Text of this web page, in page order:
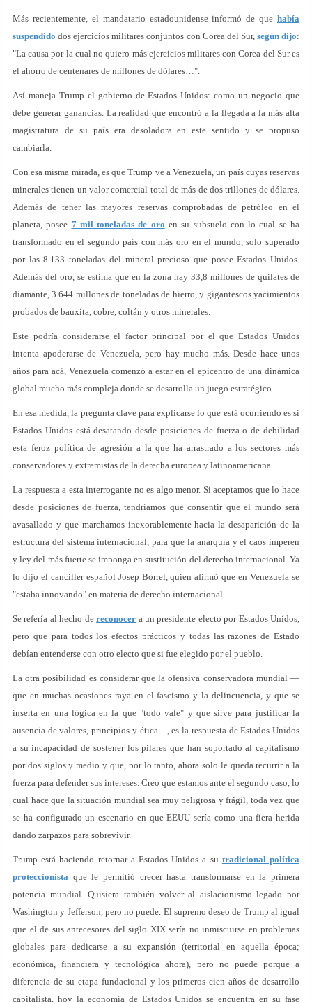
Más recientemente, el mandatario estadounidense informó de que había
suspendido dos ejercicios militares conjuntos con Corea del Sur, según dijo:
"La causa por la cual no quiero más ejercicios militares con Corea del Sur es
el ahorro de centenares de millones de dólares…".
Así maneja Trump el gobierno de Estados Unidos: como un negocio que
debe generar ganancias. La realidad que encontró a la llegada a la más alta
magistratura de su país era desoladora en este sentido y se propuso
cambiarla.
Con esa misma mirada, es que Trump ve a Venezuela, un país cuyas reservas
minerales tienen un valor comercial total de más de dos trillones de dólares.
Además de tener las mayores reservas comprobadas de petróleo en el
planeta, posee 7 mil toneladas de oro en su subsuelo con lo cual se ha
transformado en el segundo país con más oro en el mundo, solo superado
por las 8.133 toneladas del mineral precioso que posee Estados Unidos.
Además del oro, se estima que en la zona hay 33,8 millones de quilates de
diamante, 3.644 millones de toneladas de hierro, y gigantescos yacimientos
probados de bauxita, cobre, coltán y otros minerales.
Este podría considerarse el factor principal por el que Estados Unidos
intenta apoderarse de Venezuela, pero hay mucho más. Desde hace unos
años para acá, Venezuela comenzó a estar en el epicentro de una dinámica
global mucho más compleja donde se desarrolla un juego estratégico.
En esa medida, la pregunta clave para explicarse lo que está ocurriendo es si
Estados Unidos está desatando desde posiciones de fuerza o de debilidad
esta feroz política de agresión a la que ha arrastrado a los sectores más
conservadores y extremistas de la derecha europea y latinoamericana.
La respuesta a esta interrogante no es algo menor. Si aceptamos que lo hace
desde posiciones de fuerza, tendríamos que consentir que el mundo será
avasallado y que marchamos inexorablemente hacia la desaparición de la
estructura del sistema internacional, para que la anarquía y el caos imperen
y ley del más fuerte se imponga en sustitución del derecho internacional. Ya
lo dijo el canciller español Josep Borrel, quien afirmó que en Venezuela se
"estaba innovando" en materia de derecho internacional.
Se refería al hecho dereconocer a un presidente electo por Estados Unidos,
pero que para todos los efectos prácticos y todas las razones de Estado
debían entenderse con otro electo que si fue elegido por el pueblo.
La otra posibilidad es considerar que la ofensiva conservadora mundial —
que en muchas ocasiones raya en el fascismo y la delincuencia, y que se
inserta en una lógica en la que "todo vale" y que sirve para justificar la
ausencia de valores, principios y ética—, es la respuesta de Estados Unidos
a su incapacidad de sostener los pilares que han soportado al capitalismo
por dos siglos y medio y que, por lo tanto, ahora solo le queda recurrir a la
fuerza para defender sus intereses. Creo que estamos ante el segundo caso, lo
cual hace que la situación mundial sea muy peligrosa y frágil, toda vez que
se ha configurado un escenario en que EEUU sería como una fiera herida
dando zarpazos para sobrevivir.
Trump está haciendo retornar a Estados Unidos a su tradicional política
proteccionista que le permitió crecer hasta transformarse en la primera
potencia mundial. Quisiera también volver al aislacionismo legado por
Washington y Jefferson, pero no puede. El supremo deseo de Trump al igual
que el de sus antecesores del siglo XIX sería no inmiscuirse en problemas
globales para dedicarse a su expansión (territorial en aquella época;
económica, financiera y tecnológica ahora), pero no puede porque a
diferencia de su etapa fundacional y los primeros cien años de desarrollo
capitalista, hoy la economía de Estados Unidos se encuentra en su fase